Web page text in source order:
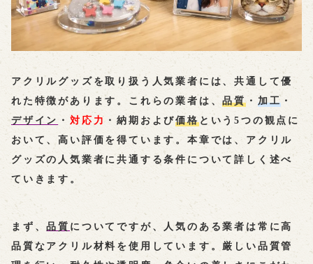
アクリルグッズを取り扱う人気業者には、共通して優
れた特徴があります。これらの業者は、品質 ・ 加工 ・
デザイン ・対応力 ・納期 および価格という5つの観点に
おいて、高い評価を得ています。本章では、アクリル
グッズの人気業者に共通する条件について詳しく述べ
ていきます。
まず、品質 についてですが、人気のある業者は常に高
品質なアクリル材料を使用しています。厳しい品質管